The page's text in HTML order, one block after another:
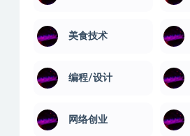
美食技术
编程/设计
网络创业